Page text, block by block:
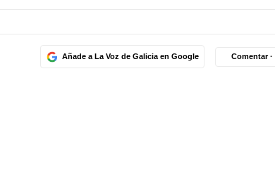
Añade a La Voz de Galicia en Google Comentar ·